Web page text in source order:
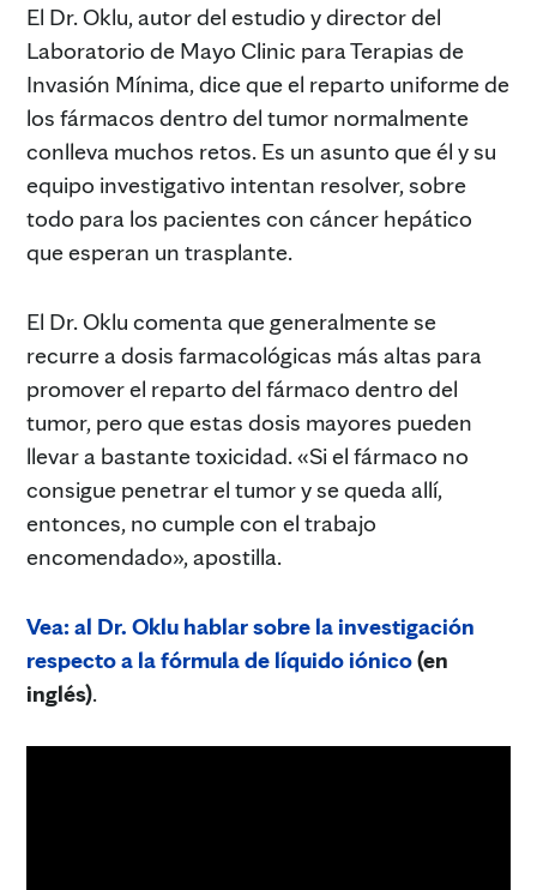
El Dr. Oklu, autor del estudio y director del
Laboratorio de Mayo Clinic para Terapias de
Invasión Mínima, dice que el reparto uniforme de
los fármacos dentro del tumor normalmente
conlleva muchos retos. Es un asunto que él y su
equipo investigativo intentan resolver, sobre
todo para los pacientes con cáncer hepático
que esperan un trasplante.
El Dr. Oklu comenta que generalmente se
recurre a dosis farmacológicas más altas para
promover el reparto del fármaco dentro del
tumor, pero que estas dosis mayores pueden
llevar a bastante toxicidad. «Si el fármaco no
consigue penetrar el tumor y se queda allí,
entonces, no cumple con el trabajo
encomendado», apostilla.
Vea: al Dr. Oklu hablar sobre la investigación
respecto a la fórmula de líquido iónico(en
inglés).